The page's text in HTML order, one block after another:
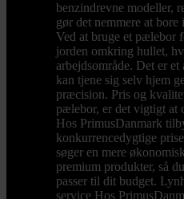
benzindrevne modeller,
gør det nemmere at
Ved at bruge et pælebor
jorden omkring hullet,
arbejdsområde. Det er
kan tjene sig selv hjem
præcision. Pris og
pælebor, er det vigtigt at
Hos PrimusDanmark
konkurrencedygtige
søger en mere
premium produkter, så
passer til dit budget.
service Hos